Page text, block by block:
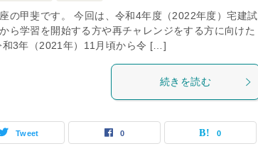
の甲斐です。 今回は、令和4年度（2022年度）宅建試
ら学習を開始する方や再チャレンジをする方に向けた
和3年（2021年）11月頃から令 […]
続きを読む
Tweet 0 0